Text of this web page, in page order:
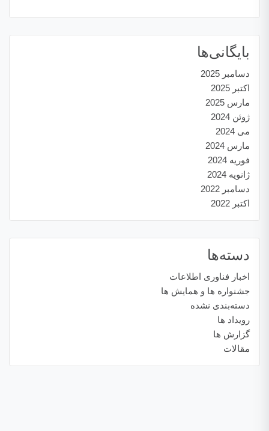
بایگانی‌ها
دسامبر 2025
اکتبر 2025
مارس 2025
ژوئن 2024
می 2024
مارس 2024
فوریه 2024
ژانویه 2024
دسامبر 2022
اکتبر 2022
دسته‌ها
اخبار فناوری اطلاعات
جشنواره ها و همایش ها
دسته‌بندی نشده
رویداد ها
گزارش ها
مقالات